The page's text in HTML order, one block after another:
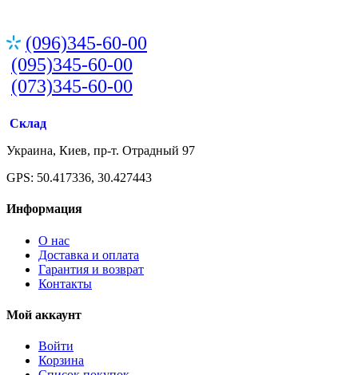
(096)345-60-00
(095)345-60-00
(073)345-60-00
Склад
Украина, Киев, пр-т. Отрадный 97
GPS: 50.417336, 30.427443
Информация
О нас
Доставка и оплата
Гарантия и возврат
Контакты
Мой аккаунт
Войти
Корзина